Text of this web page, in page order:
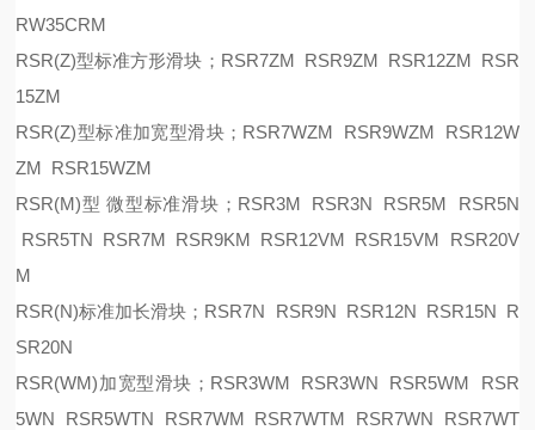
RW35CRM
RSR(Z)型标准方形滑块；RSR7ZM RSR9ZM RSR12ZM RSR
15ZM
RSR(Z)型标准加宽型滑块；RSR7WZM RSR9WZM RSR12W
ZM RSR15WZM
RSR(M)型 微型标准滑块；RSR3M RSR3N RSR5M RSR5N
RSR5TN RSR7M RSR9KM RSR12VM RSR15VM RSR20V
M
RSR(N)标准加长滑块；RSR7N RSR9N RSR12N RSR15N R
SR20N
RSR(WM)加宽型滑块；RSR3WM RSR3WN RSR5WM RSR
5WN RSR5WTN RSR7WM RSR7WTM RSR7WN RSR7WT